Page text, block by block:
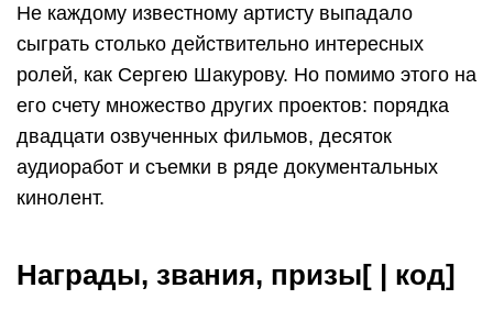
Не каждому известному артисту выпадало
сыграть столько действительно интересных
ролей, как Сергею Шакурову. Но помимо этого на
его счету множество других проектов: порядка
двадцати озвученных фильмов, десяток
аудиоработ и съемки в ряде документальных
кинолент.
Награды, звания, призы[ | код]